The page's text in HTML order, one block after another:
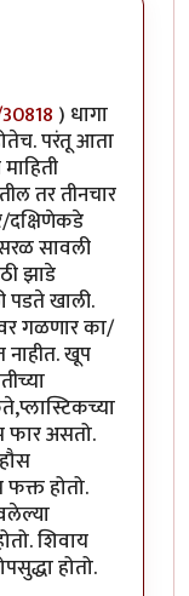
) धागा
परंतू आता
तर तीनचार
दक्षिणेकडे
सावली
झाडे
पडते खाली.
गळणार का/
खूप
फार असतो.
होतो.
शिवाय
होतो.